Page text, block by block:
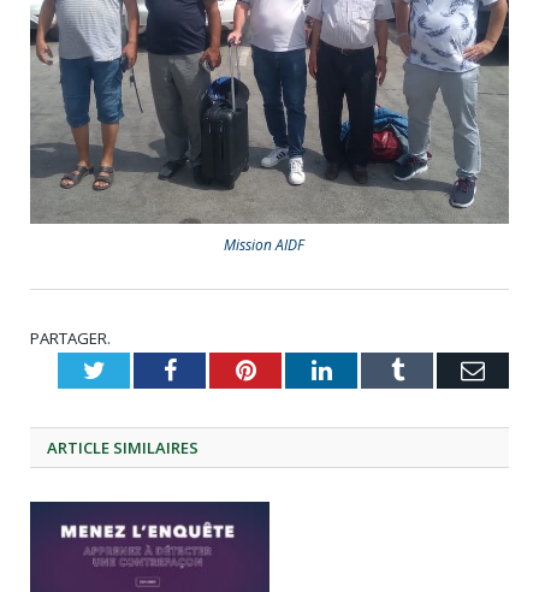
Mission AIDF
PARTAGER.
TwitterFacebookPinterestLinkedInTumblr
ARTICLE SIMILAIRES